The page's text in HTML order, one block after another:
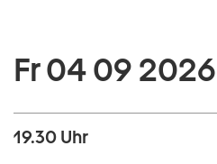
Fr 04 09
19.30 Uhr